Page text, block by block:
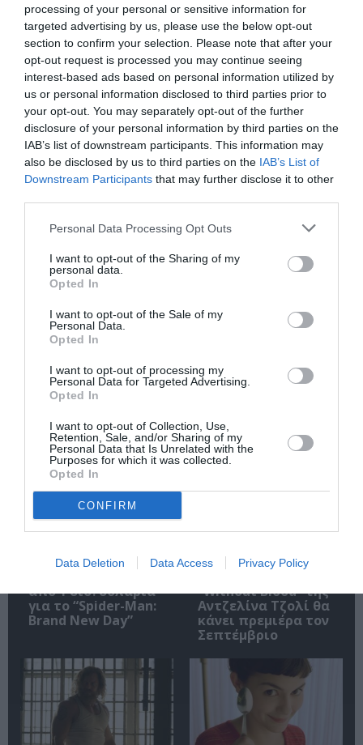
processing of your personal or sensitive information for
targeted advertising by us, please use the below opt-out
section to confirm your selection. Please note that after your
opt-out request is processed you may continue seeing
interest-based ads based on personal information utilized by
us or personal information disclosed to third parties prior to
your opt-out. You may separately opt-out of the further
disclosure of your personal information by third parties on the
IAB’s list of downstream participants. This information may
also be disclosed by us to third parties on the IAB’s List of
Downstream Participants that may further disclose it to other
Personal Data Processing Opt Outs
I want to opt-out of the Sharing of my
personal data.
Opted In
I want to opt-out of the Sale of my
Personal Data.
Opted In
I want to opt-out of processing my
Personal Data for Targeted Advertising.
Opted In
I want to opt-out of Collection, Use,
Retention, Sale, and/or Sharing of my
Personal Data that Is Unrelated with the
Purposes for which it was collected.
Opted In
CONFIRM
Data Deletion Data Access Privacy Policy
Νέοι Διαγωνισμοί❯
Tags
TAKIS
ΔΙΑΛΕΞΕΙΣ - ΟΜΙΛΙΕΣ
ΔΡΑΜΑΤΙΚΗ - ΚΟΙΝΩΝΙΚΗ
ΚΩΣΤΑΣ ΓΑΒΡΑΣ
ΞΕΝΕΣ ΤΑΙΝΙΕΣ
Newsletter
Κάθε βδομάδα στο e-mail σας τα τελευταία νέα για
Σχετικά Άρθρα
από 1 δισ. δολάρια
για το “Spider-Man:
Brand New Day”
“Without Blood” της
Αντζελίνα Τζολί θα
κάνει πρεμιέρα τον
Σεπτέμβριο